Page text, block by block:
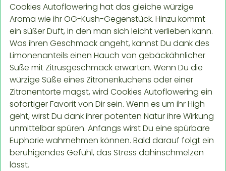
Cookies Autoflowering hat das gleiche würzige
Aroma wie ihr OG-Kush-Gegenstück. Hinzu kommt
ein süßer Duft, in den man sich leicht verlieben kann.
Was ihren Geschmack angeht, kannst Du dank des
Limonenanteils einen Hauch von gebäckähnlicher
Süße mit Zitrusgeschmack erwarten. Wenn Du die
würzige Süße eines Zitronenkuchens oder einer
Zitronentorte magst, wird Cookies Autoflowering ein
sofortiger Favorit von Dir sein. Wenn es um ihr High
geht, wirst Du dank ihrer potenten Natur ihre Wirkung
unmittelbar spüren. Anfangs wirst Du eine spürbare
Euphorie wahrnehmen können. Bald darauf folgt ein
beruhigendes Gefühl, das Stress dahinschmelzen
lässt.